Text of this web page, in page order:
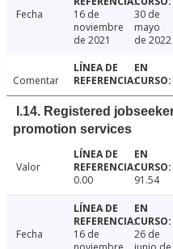
Fecha
16 de
noviembre
de 2021
30 de
mayo
de 2022
Comentar
I.14. Registered
promotion services
Valor
0.00
91.54
Fecha
16 de
26 de